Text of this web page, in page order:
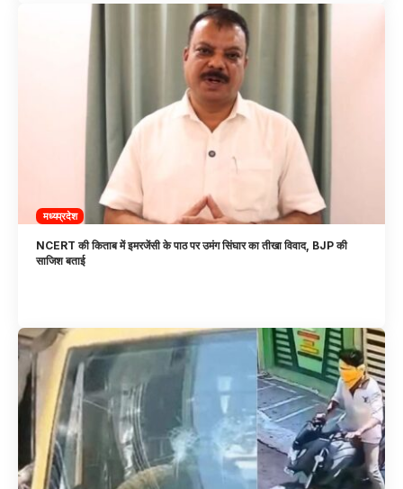
मध्यप्रदेश
NCERT की किताब में इमरजेंसी के पाठ पर उमंग सिंघार का तीखा विवाद, BJP की
साजिश बताई